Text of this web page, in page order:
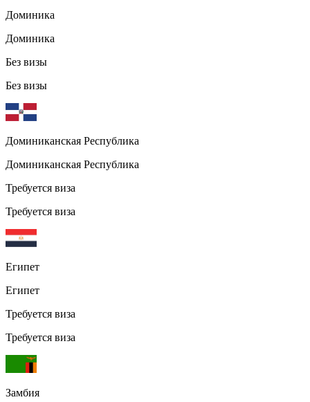
Доминика
Доминика
Без визы
Без визы
Доминиканская Республика
Доминиканская Республика
Требуется виза
Требуется виза
Египет
Египет
Требуется виза
Требуется виза
Замбия